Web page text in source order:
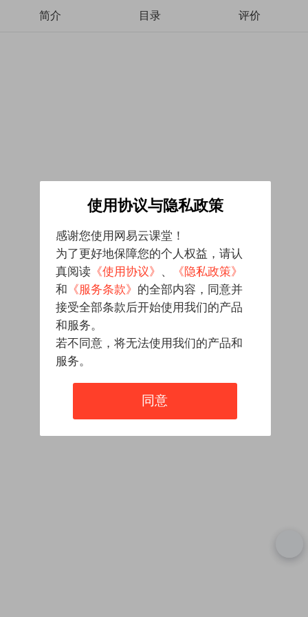
简介 目录 评价
使用协议与隐私政策
感谢您使用网易云课堂！
为了更好地保障您的个人权益，请认
真阅读 《使用协议》 、
《隐私政策》
和 《服务条款》 的全部内容，同意并
接受全部条款后开始使用我们的产品
和服务。
若不同意，将无法使用我们的产品和
服务。
同意